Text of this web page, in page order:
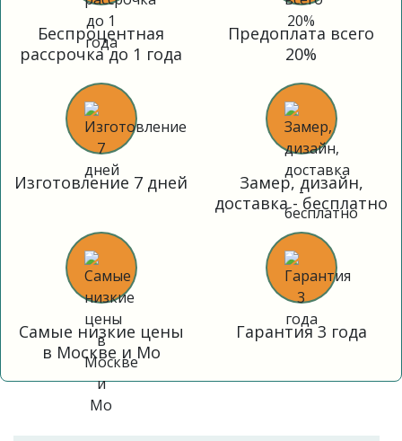
Беспроцентная
рассрочка до 1 года
Предоплата всего
20%
Изготовление 7 дней
Замер, дизайн,
доставка - бесплатно
Самые низкие цены
в Москве и Мо
Гарантия 3 года